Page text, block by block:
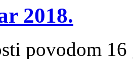
2018.
povodom